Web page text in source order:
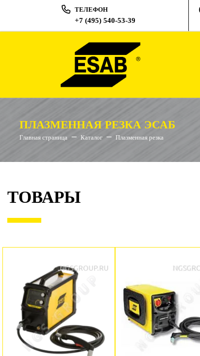
ТЕЛЕФОН
+7 (495) 540-53-39
ПЛАЗМЕННАЯ РЕЗКА ЭСАБ
Главная страница Каталог Плазменная резка
ТОВАРЫ